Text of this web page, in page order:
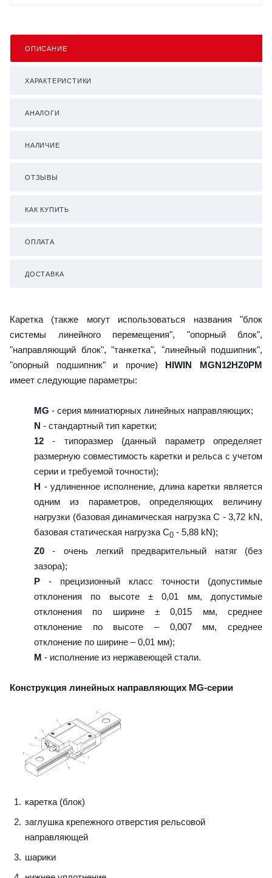
ОПИСАНИЕ
ХАРАКТЕРИСТИКИ
АНАЛОГИ
НАЛИЧИЕ
ОТЗЫВЫ
КАК КУПИТЬ
ОПЛАТА
ДОСТАВКА
Каретка (также могут использоваться названия "блок
системы линейного перемещения", "опорный блок",
"направляющий блок", "танкетка", "линейный подшипник",
"опорный подшипник" и прочие) HIWIN MGN12HZ0PM
имеет следующие параметры:
MG - серия миниатюрных линейных направляющих;
N - стандартный тип каретки;
12 - типоразмер (данный параметр определяет
размерную совместимость каретки и рельса с учетом
серии и требуемой точности);
H - удлиненное исполнение, длина каретки является
одним из параметров, определяющих величину
нагрузки (базовая динамическая нагрузка C - 3,72 kN,
базовая статическая нагрузка С0 - 5,88 kN);
Z0 - очень легкий предварительный натяг (без
зазора);
P - прецизионный класс точности (допустимые
отклонения по высоте ± 0,01 мм, допустимые
отклонения по ширине ± 0,015 мм, среднее
отклонение по высоте – 0,007 мм, среднее
отклонение по ширине – 0,01 мм);
M - исполнение из нержавеющей стали.
Конструкция линейных направляющих MG-серии
каретка (блок)
заглушка крепежного отверстия рельсовой
направляющей
шарики